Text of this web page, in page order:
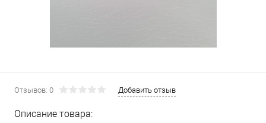
Отзывов: 0 Добавить отзыв
Описание товара: